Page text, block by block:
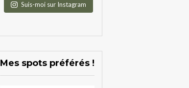
Suis-moi sur Instagram
Mes spots préférés !